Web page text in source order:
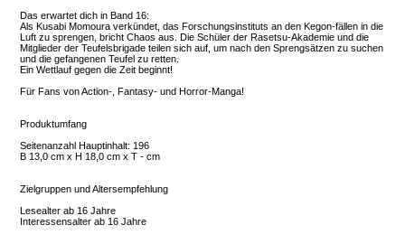
Das erwartet dich in Band 16:
Als Kusabi Momoura verkündet, das Forschungsinstituts an den Kegon-fällen in die
Luft zu sprengen, bricht Chaos aus. Die Schüler der Rasetsu-Akademie und die
Mitglieder der Teufelsbrigade teilen sich auf, um nach den Sprengsätzen zu suchen
und die gefangenen Teufel zu retten.
Ein Wettlauf gegen die Zeit beginnt!
Für Fans von Action-, Fantasy- und Horror-Manga!
Produktumfang
Seitenanzahl Hauptinhalt: 196
B 13,0 cm x H 18,0 cm x T - cm
Zielgruppen und Altersempfehlung
Lesealter ab 16 Jahre
Interessensalter ab 16 Jahre